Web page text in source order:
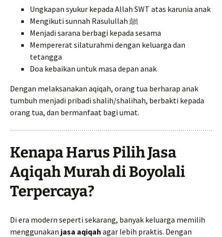
Ungkapan syukur kepada Allah SWT atas karunia anak
Mengikuti sunnah Rasulullah ﷺ
Menjadi sarana berbagi kepada sesama
Mempererat silaturahmi dengan keluarga dan
tetangga
Doa kebaikan untuk masa depan anak
Dengan melaksanakan aqiqah, orang tua berharap anak
tumbuh menjadi pribadi shalih/shalihah, berbakti kepada
orang tua, dan bermanfaat bagi umat.
Kenapa Harus Pilih Jasa
Aqiqah Murah di Boyolali
Terpercaya?
Di era modern seperti sekarang, banyak keluarga memilih
menggunakan jasa aqiqah agar lebih praktis. Dengan